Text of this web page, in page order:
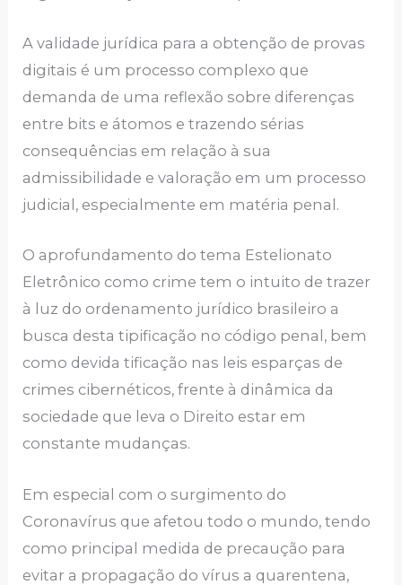
A validade jurídica para a obtenção de provas
digitais é um processo complexo que
demanda de uma reflexão sobre diferenças
entre bits e átomos e trazendo sérias
consequências em relação à sua
admissibilidade e valoração em um processo
judicial, especialmente em matéria penal.
O aprofundamento do tema Estelionato
Eletrônico como crime tem o intuito de trazer
à luz do ordenamento jurídico brasileiro a
busca desta tipificação no código penal, bem
como devida tificação nas leis esparças de
crimes cibernéticos, frente à dinâmica da
sociedade que leva o Direito estar em
constante mudanças.
Em especial com o surgimento do
Coronavírus que afetou todo o mundo, tendo
como principal medida de precaução para
evitar a propagação do vírus a quarentena,